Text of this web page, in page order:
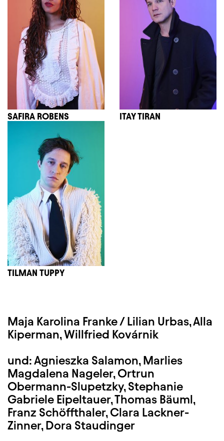
SAFIRA ROBENS ITAY TIRAN
TILMAN TUPPY
Maja Karolina Franke /Lilian Urbas, Alla
Kiperman, Willfried Kovárnik
und: Agnieszka Salamon, Marlies
Magdalena Nageler, Ortrun
Obermann-Slupetzky, Stephanie
Gabriele Eipeltauer, Thomas Bäuml,
Franz Schöffthaler, Clara Lackner-
Zinner, Dora Staudinger